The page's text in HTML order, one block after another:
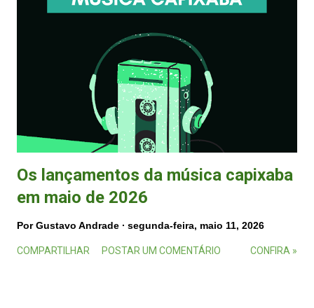
Os lançamentos da música capixaba
em maio de 2026
PorGustavo Andrade segunda-feira, maio 11, 2026
COMPARTILHAR POSTAR UM COMENTÁRIO CONFIRA »